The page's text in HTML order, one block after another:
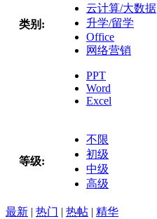
类别:
云计算/大数据
升学/留学
Office
网络营销
PPT
Word
Excel
等级:
不限
初级
中级
高级
最新 | 热门 | 热帖 | 精华